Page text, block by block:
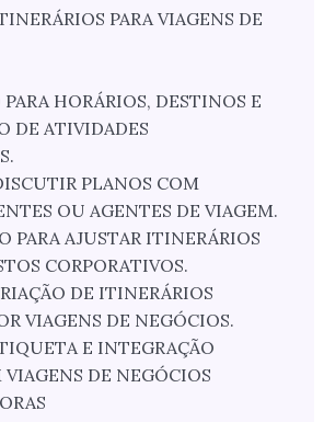
PARA VIAGENS DE
HORÁRIOS, DESTINOS E
DE ATIVIDADES
PLANOS COM
OU AGENTES DE VIAGEM.
PARA AJUSTAR ITINERÁRIOS
CORPORATIVOS.
DE ITINERÁRIOS
VIAGENS DE NEGÓCIOS.
E INTEGRAÇÃO
DE NEGÓCIOS